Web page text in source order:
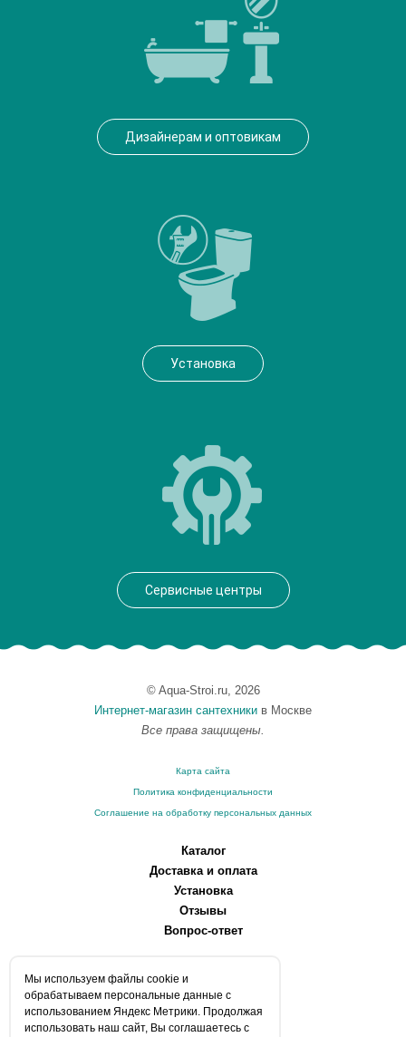
Дизайнерам и оптовикам
Установка
Сервисные центры
© Aqua-Stroi.ru, 2026
Интернет-магазин сантехники в Москве
Все права защищены.
Карта сайта
Политика конфиденциальности
Соглашение на обработку персональных данных
Каталог
Доставка и оплата
Установка
Отзывы
Вопрос-ответ
Сервисные центры
Контакты
Мы используем файлы сookie и
обрабатываем персональные данные с
использованием Яндекс Метрики. Продолжая
использовать наш сайт, Вы соглашаетесь с